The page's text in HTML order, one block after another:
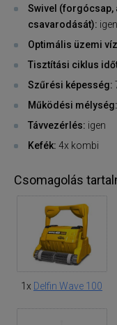
Swivel (forgócsap,
csavarodását): igen
Optimális üzemi
Tisztítási ciklus
Szűrési képesség:
Működési mélység:
Távvezérlés: igen
Kefék: 4x kombi
Csomagolás
1x Delfin Wave 100